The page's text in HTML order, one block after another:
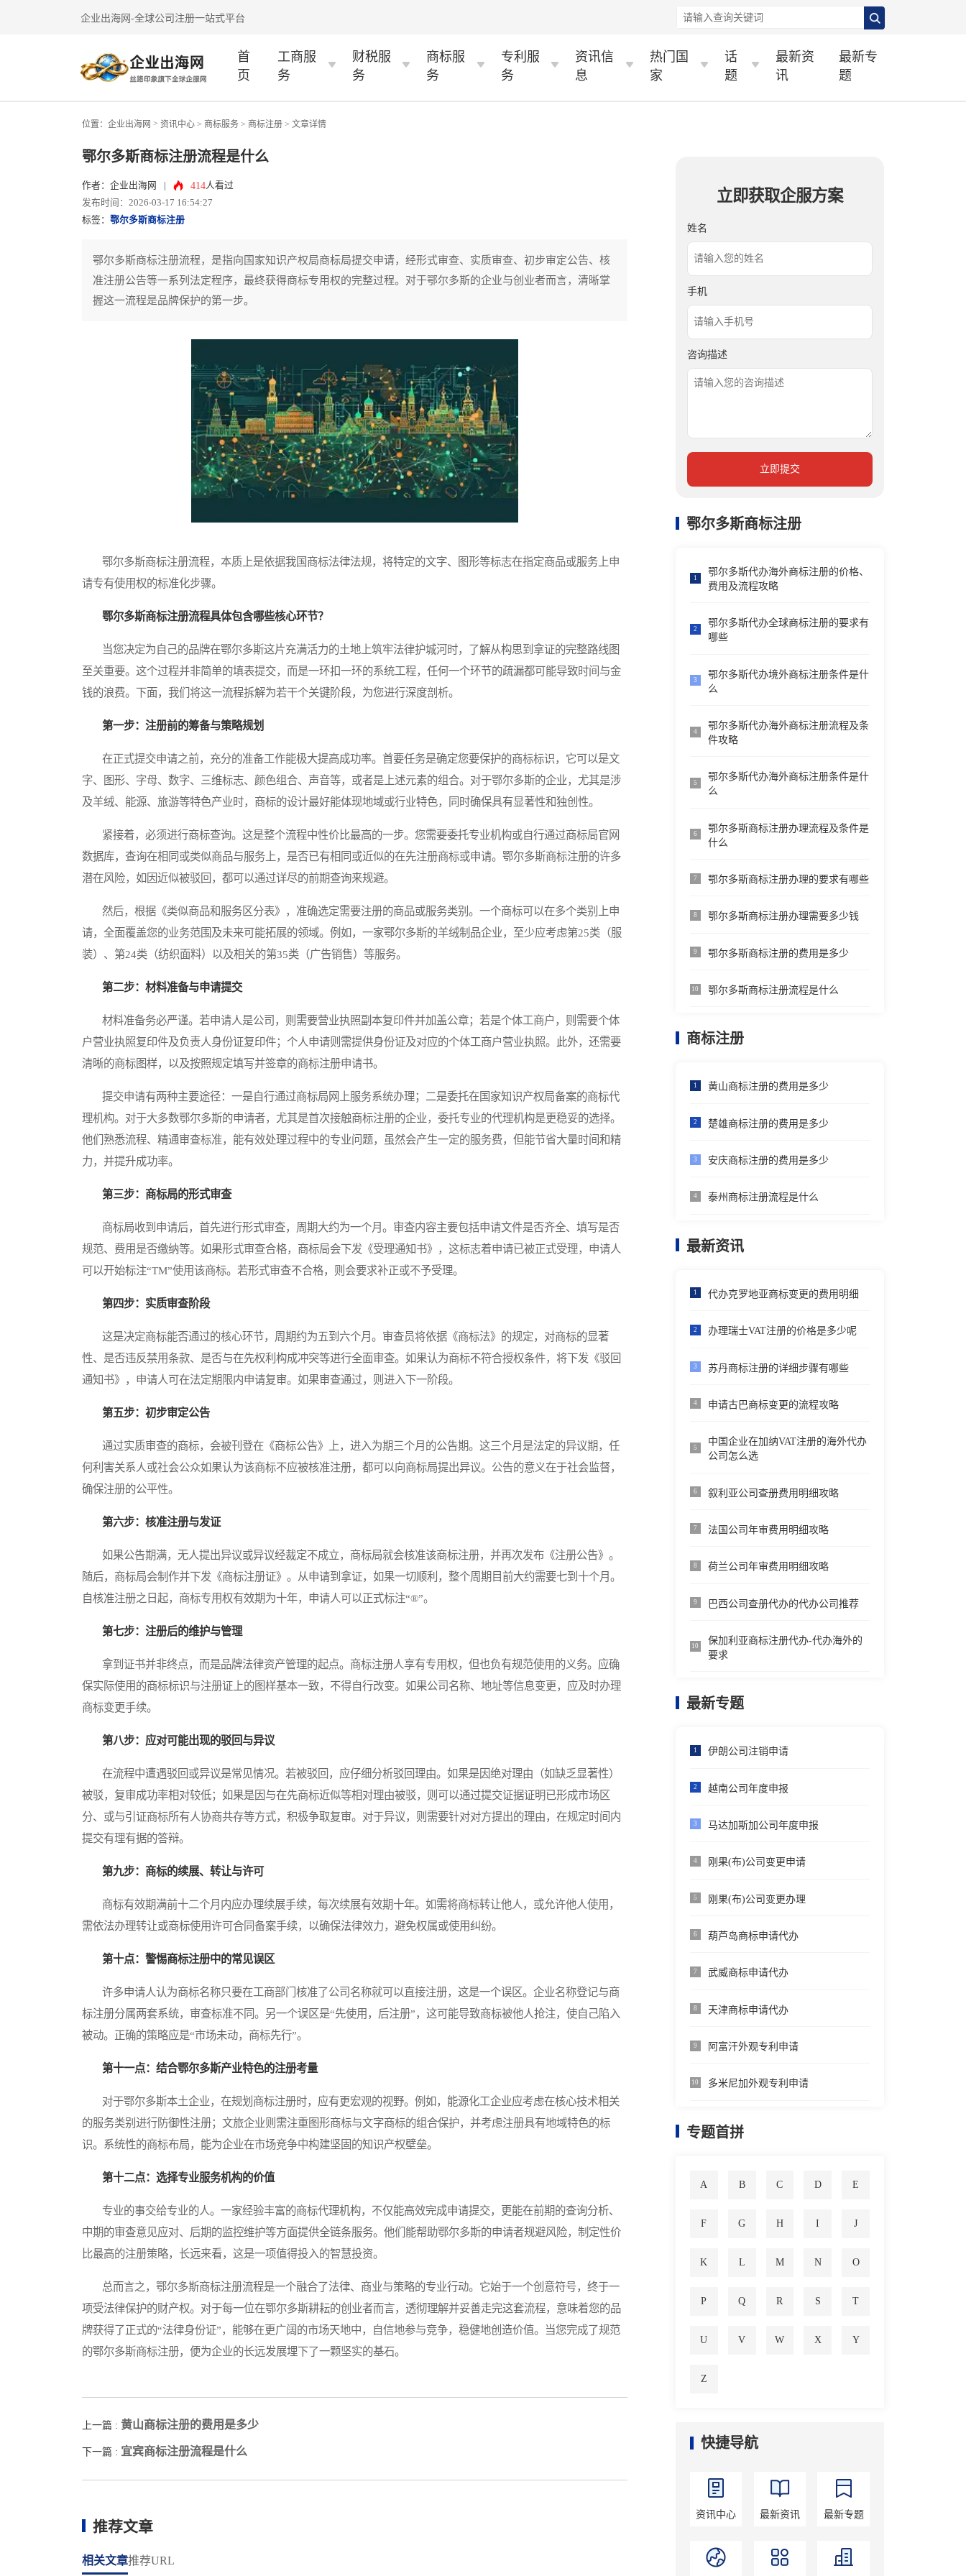
企业出海网-全球公司注册一站式平台
首
页
工商服
务
财税服
务
商标服
务
专利服
务
资讯信
息
热门国
家
话
题
最新资
讯
最新专
题
位置： 企业出海网 > 资讯中心 > 商标服务 > 商标注册 > 文章详情
鄂尔多斯商标注册流程是什么
作者：企业出海网 414人看过
发布时间：2026-03-17 16:54:27
标签： 鄂尔多斯商标注册
鄂尔多斯商标注册流程，是指向国家知识产权局商标局提交申请，经形式审查、实质审查、初步审定公告、核
准注册公告等一系列法定程序，最终获得商标专用权的完整过程。对于鄂尔多斯的企业与创业者而言，清晰掌
握这一流程是品牌保护的第一步。
鄂尔多斯商标注册流程，本质上是依据我国商标法律法规，将特定的文字、图形等标志在指定商品或服务上申
请专有使用权的标准化步骤。
鄂尔多斯商标注册流程具体包含哪些核心环节？
当您决定为自己的品牌在鄂尔多斯这片充满活力的土地上筑牢法律护城河时，了解从构思到拿证的完整路线图
至关重要。这个过程并非简单的填表提交，而是一环扣一环的系统工程，任何一个环节的疏漏都可能导致时间与金
钱的浪费。下面，我们将这一流程拆解为若干个关键阶段，为您进行深度剖析。
第一步：注册前的筹备与策略规划
在正式提交申请之前，充分的准备工作能极大提高成功率。首要任务是确定您要保护的商标标识，它可以是文
字、图形、字母、数字、三维标志、颜色组合、声音等，或者是上述元素的组合。对于鄂尔多斯的企业，尤其是涉
及羊绒、能源、旅游等特色产业时，商标的设计最好能体现地域或行业特色，同时确保具有显著性和独创性。
紧接着，必须进行商标查询。这是整个流程中性价比最高的一步。您需要委托专业机构或自行通过商标局官网
数据库，查询在相同或类似商品与服务上，是否已有相同或近似的在先注册商标或申请。鄂尔多斯商标注册的许多
潜在风险，如因近似被驳回，都可以通过详尽的前期查询来规避。
然后，根据《类似商品和服务区分表》，准确选定需要注册的商品或服务类别。一个商标可以在多个类别上申
请，全面覆盖您的业务范围及未来可能拓展的领域。例如，一家鄂尔多斯的羊绒制品企业，至少应考虑第25类（服
装）、第24类（纺织面料）以及相关的第35类（广告销售）等服务。
第二步：材料准备与申请提交
材料准备务必严谨。若申请人是公司，则需要营业执照副本复印件并加盖公章；若是个体工商户，则需要个体
户营业执照复印件及负责人身份证复印件；个人申请则需提供身份证及对应的个体工商户营业执照。此外，还需要
清晰的商标图样，以及按照规定填写并签章的商标注册申请书。
提交申请有两种主要途径：一是自行通过商标局网上服务系统办理；二是委托在国家知识产权局备案的商标代
理机构。对于大多数鄂尔多斯的申请者，尤其是首次接触商标注册的企业，委托专业的代理机构是更稳妥的选择。
他们熟悉流程、精通审查标准，能有效处理过程中的专业问题，虽然会产生一定的服务费，但能节省大量时间和精
力，并提升成功率。
第三步：商标局的形式审查
商标局收到申请后，首先进行形式审查，周期大约为一个月。审查内容主要包括申请文件是否齐全、填写是否
规范、费用是否缴纳等。如果形式审查合格，商标局会下发《受理通知书》，这标志着申请已被正式受理，申请人
可以开始标注“TM”使用该商标。若形式审查不合格，则会要求补正或不予受理。
第四步：实质审查阶段
这是决定商标能否通过的核心环节，周期约为五到六个月。审查员将依据《商标法》的规定，对商标的显著
性、是否违反禁用条款、是否与在先权利构成冲突等进行全面审查。如果认为商标不符合授权条件，将下发《驳回
通知书》，申请人可在法定期限内申请复审。如果审查通过，则进入下一阶段。
第五步：初步审定公告
通过实质审查的商标，会被刊登在《商标公告》上，进入为期三个月的公告期。这三个月是法定的异议期，任
何利害关系人或社会公众如果认为该商标不应被核准注册，都可以向商标局提出异议。公告的意义在于社会监督，
确保注册的公平性。
第六步：核准注册与发证
如果公告期满，无人提出异议或异议经裁定不成立，商标局就会核准该商标注册，并再次发布《注册公告》。
随后，商标局会制作并下发《商标注册证》。从申请到拿证，如果一切顺利，整个周期目前大约需要七到十个月。
自核准注册之日起，商标专用权有效期为十年，申请人可以正式标注“®”。
第七步：注册后的维护与管理
拿到证书并非终点，而是品牌法律资产管理的起点。商标注册人享有专用权，但也负有规范使用的义务。应确
保实际使用的商标标识与注册证上的图样基本一致，不得自行改变。如果公司名称、地址等信息变更，应及时办理
商标变更手续。
第八步：应对可能出现的驳回与异议
在流程中遭遇驳回或异议是常见情况。若被驳回，应仔细分析驳回理由。如果是因绝对理由（如缺乏显著性）
被驳，复审成功率相对较低；如果是因与在先商标近似等相对理由被驳，则可以通过提交证据证明已形成市场区
分、或与引证商标所有人协商共存等方式，积极争取复审。对于异议，则需要针对对方提出的理由，在规定时间内
提交有理有据的答辩。
第九步：商标的续展、转让与许可
商标有效期满前十二个月内应办理续展手续，每次续展有效期十年。如需将商标转让他人，或允许他人使用，
需依法办理转让或商标使用许可合同备案手续，以确保法律效力，避免权属或使用纠纷。
第十点：警惕商标注册中的常见误区
许多申请人认为商标名称只要在工商部门核准了公司名称就可以直接注册，这是一个误区。企业名称登记与商
标注册分属两套系统，审查标准不同。另一个误区是“先使用，后注册”，这可能导致商标被他人抢注，使自己陷入
被动。正确的策略应是“市场未动，商标先行”。
第十一点：结合鄂尔多斯产业特色的注册考量
对于鄂尔多斯本土企业，在规划商标注册时，应有更宏观的视野。例如，能源化工企业应考虑在核心技术相关
的服务类别进行防御性注册；文旅企业则需注重图形商标与文字商标的组合保护，并考虑注册具有地域特色的标
识。系统性的商标布局，能为企业在市场竞争中构建坚固的知识产权壁垒。
第十二点：选择专业服务机构的价值
专业的事交给专业的人。一家经验丰富的商标代理机构，不仅能高效完成申请提交，更能在前期的查询分析、
中期的审查意见应对、后期的监控维护等方面提供全链条服务。他们能帮助鄂尔多斯的申请者规避风险，制定性价
比最高的注册策略，长远来看，这是一项值得投入的智慧投资。
总而言之，鄂尔多斯商标注册流程是一个融合了法律、商业与策略的专业行动。它始于一个创意符号，终于一
项受法律保护的财产权。对于每一位在鄂尔多斯耕耘的创业者而言，透彻理解并妥善走完这套流程，意味着您的品
牌获得了正式的“法律身份证”，能够在更广阔的市场天地中，自信地参与竞争，稳健地创造价值。当您完成了规范
的鄂尔多斯商标注册，便为企业的长远发展埋下了一颗坚实的基石。
上一篇 : 黄山商标注册的费用是多少
下一篇 : 宜宾商标注册流程是什么
推荐文章
相关文章推荐URL
立即获取企服方案
姓名
手机
咨询描述
立即提交
鄂尔多斯商标注册
1
鄂尔多斯代办海外商标注册的价格、
费用及流程攻略
2
鄂尔多斯代办全球商标注册的要求有
哪些
3
鄂尔多斯代办境外商标注册条件是什
么
4
鄂尔多斯代办海外商标注册流程及条
件攻略
5
鄂尔多斯代办海外商标注册条件是什
么
6
鄂尔多斯商标注册办理流程及条件是
什么
7 鄂尔多斯商标注册办理的要求有哪些
8 鄂尔多斯商标注册办理需要多少钱
9 鄂尔多斯商标注册的费用是多少
10 鄂尔多斯商标注册流程是什么
商标注册
1 黄山商标注册的费用是多少
2 楚雄商标注册的费用是多少
3 安庆商标注册的费用是多少
4 泰州商标注册流程是什么
最新资讯
1 代办克罗地亚商标变更的费用明细
2 办理瑞士VAT注册的价格是多少呢
3 苏丹商标注册的详细步骤有哪些
4 申请古巴商标变更的流程攻略
5
中国企业在加纳VAT注册的海外代办
公司怎么选
6 叙利亚公司查册费用明细攻略
7 法国公司年审费用明细攻略
8 荷兰公司年审费用明细攻略
9 巴西公司查册代办的代办公司推荐
10
保加利亚商标注册代办-代办海外的
要求
最新专题
1 伊朗公司注销申请
2 越南公司年度申报
3 马达加斯加公司年度申报
4 刚果(布)公司变更申请
5 刚果(布)公司变更办理
6 葫芦岛商标申请代办
7 武威商标申请代办
8 天津商标申请代办
9 阿富汗外观专利申请
10 多米尼加外观专利申请
专题首拼
A B C D E
F G H I J
K L M N O
P Q R S T
U V W X Y
Z
快捷导航
资讯中心 最新资讯 最新专题